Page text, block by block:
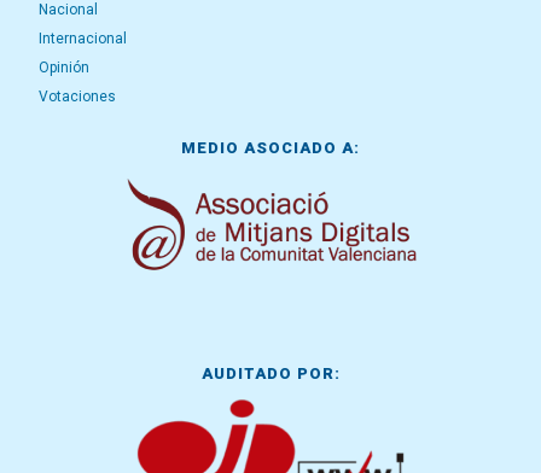
Nacional
Internacional
Opinión
Votaciones
MEDIO ASOCIADO A:
AUDITADO POR: